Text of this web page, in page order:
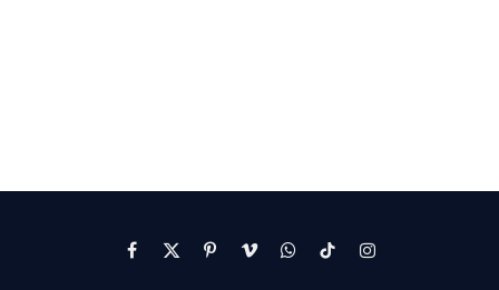
Facebook
X
PinterestVimeoWhatsApp
TikTokInstagram